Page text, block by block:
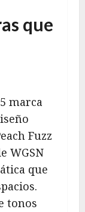
que
marca
Fuzz
WGSN
que
tonos